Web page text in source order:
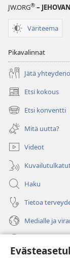
JW.ORG® –
Väriteema
Pikavalinnat
Jätä
Etsi kokous
(avaa
uuden
ikkunan)
Etsi konventti
(avaa
uuden
ikkunan)
Mitä uutta?
Videot
Haku
Tietoa
Medialle ja